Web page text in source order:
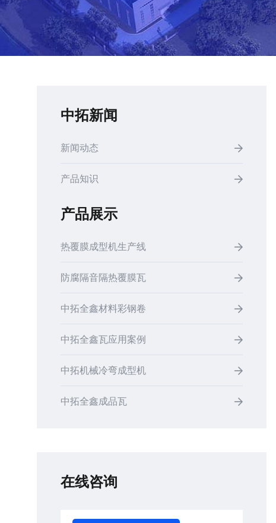
中拓新闻
新闻动态
产品知识
产品展示
热覆膜成型机生产线
防腐隔音隔热覆膜瓦
中拓全鑫材料彩钢卷
中拓全鑫瓦应用案例
中拓机械冷弯成型机
中拓全鑫成品瓦
在线咨询